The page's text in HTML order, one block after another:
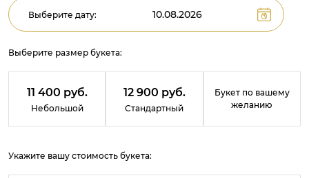
Выберите дату:
Выберите размер букета:
11 400 руб.
Небольшой
12 900 руб.
Стандартный
Букет по вашему
желанию
Укажите вашу стоимость букета: